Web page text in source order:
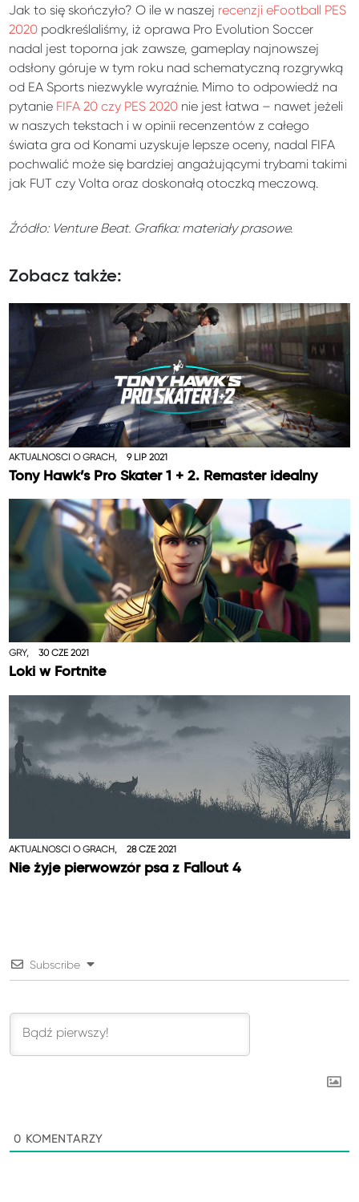
Jak to się skończyło? O ile w naszej recenzji eFootball PES
2020 podkreślaliśmy, iż oprawa Pro Evolution Soccer
nadal jest toporna jak zawsze, gameplay najnowszej
odsłony góruje w tym roku nad schematyczną rozgrywką
od EA Sports niezwykle wyraźnie. Mimo to odpowiedź na
pytanie FIFA 20 czy PES 2020 nie jest łatwa – nawet jeżeli
w naszych tekstach i w opinii recenzentów z całego
świata gra od Konami uzyskuje lepsze oceny, nadal FIFA
pochwalić może się bardziej angażującymi trybami takimi
jak FUT czy Volta oraz doskonałą otoczką meczową.
Źródło: Venture Beat. Grafika: materiały prasowe.
Zobacz także:
AKTUALNOŚCI O GRACH, 9 LIP 2021
Tony Hawk’s Pro Skater 1 + 2. Remaster idealny
GRY, 30 CZE 2021
Loki w Fortnite
AKTUALNOŚCI O GRACH, 28 CZE 2021
Nie żyje pierwowzór psa z Fallout 4
Subscribe
0 KOMENTARZY